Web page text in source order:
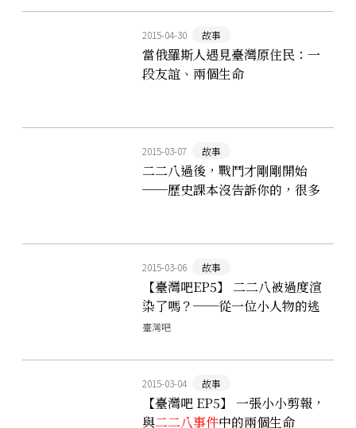
2015-04-30 故事
當俄羅斯人遇見臺灣原住民：一
段友誼、兩個生命
2015-03-07 故事
二二八過後，戰鬥才剛剛開始
──歷史課本沒告訴你的，很多
2015-03-06 故事
【臺灣吧EP5】 二二八被過度渲
染了嗎？──從一位小人物的逃
亡談起
臺灣吧
2015-03-04 故事
【臺灣吧 EP5】 一張小小剪報，
與二二八事件中的兩個生命